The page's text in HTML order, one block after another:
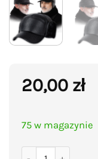
20,00 zł
75 w magazynie
ilość Zimowa